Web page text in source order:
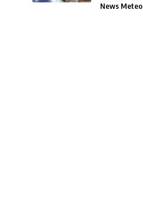
News Meteo